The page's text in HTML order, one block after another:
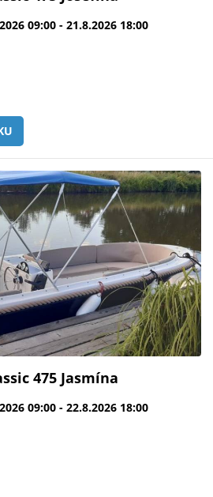
09:00 - 21.8.2026 18:00
475 Jasmína
09:00 - 22.8.2026 18:00